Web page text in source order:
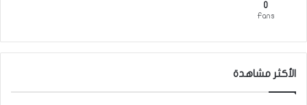
0
Fans
الأكثر مشاهدة